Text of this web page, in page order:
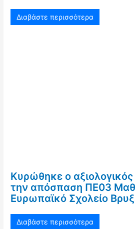
Διαβάστε περισσότερα
Κυρώθηκε ο αξιολογικός
την απόσπαση ΠΕ03
Ευρωπαϊκό Σχολείο
Διαβάστε περισσότερα